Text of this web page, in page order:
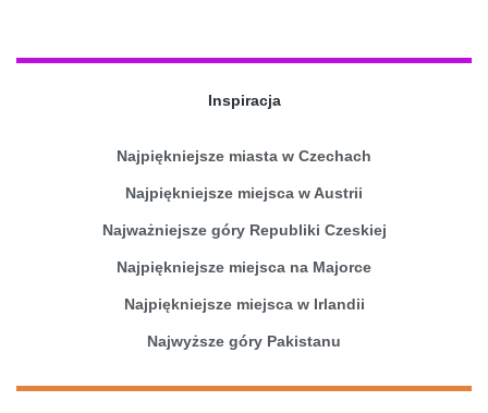
Inspiracja
Najpiękniejsze miasta w Czechach
Najpiękniejsze miejsca w Austrii
Najważniejsze góry Republiki Czeskiej
Najpiękniejsze miejsca na Majorce
Najpiękniejsze miejsca w Irlandii
Najwyższe góry Pakistanu